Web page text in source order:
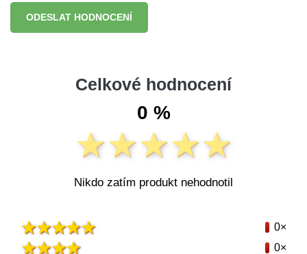
ODESLAT HODNOCENÍ
Celkové hodnocení
0 %
Nikdo zatím produkt nehodnotil
0×
0×